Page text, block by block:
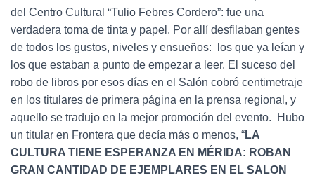
del Centro Cultural “Tulio Febres Cordero”: fue una
verdadera toma de tinta y papel. Por allí desfilaban gentes
de todos los gustos, niveles y ensueños: los que ya leían y
los que estaban a punto de empezar a leer. El suceso del
robo de libros por esos días en el Salón cobró centimetraje
en los titulares de primera página en la prensa regional, y
aquello se tradujo en la mejor promoción del evento. Hubo
un titular en Frontera que decía más o menos, “LA
CULTURA TIENE ESPERANZA EN MÉRIDA: ROBAN
GRAN CANTIDAD DE EJEMPLARES EN EL SALON